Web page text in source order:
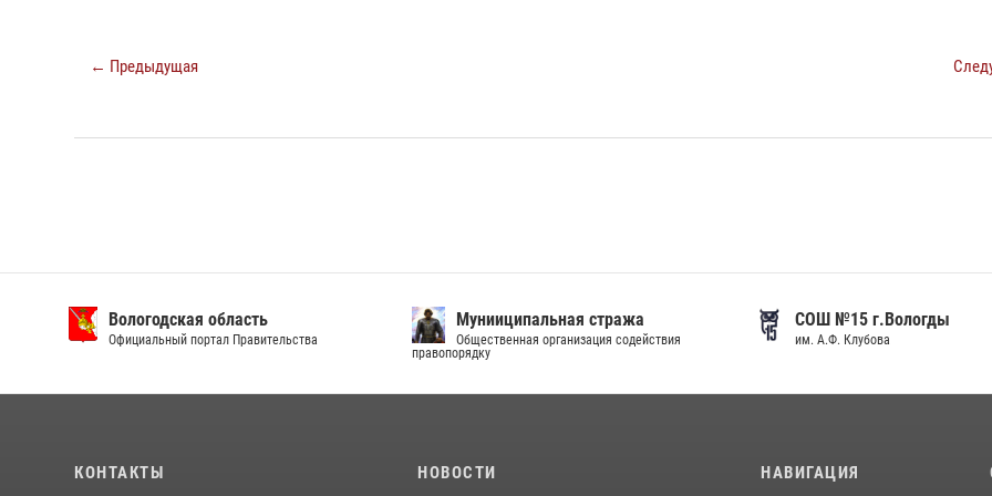
← Предыдущая
Вологодская область
Официальный портал Правительства
Мунииципальная стража
Общественная организация содействия
правопорядку
СОШ №15 г.Вологды
им. А.Ф. Клубова
КОНТАКТЫ НОВОСТИ НАВИГАЦИЯ